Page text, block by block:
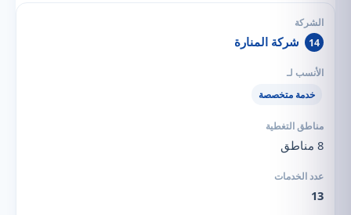
14 شركة المنارة
خدمة متخصصة
8 مناطق
13